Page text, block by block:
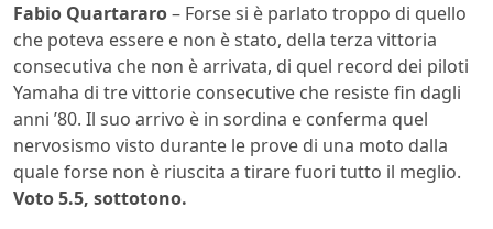
Fabio Quartararo– Forse si è parlato troppo di quello
che poteva essere e non è stato, della terza vittoria
consecutiva che non è arrivata, di quel record dei piloti
Yamaha di tre vittorie consecutive che resiste fin dagli
anni ’80. Il suo arrivo è in sordina e conferma quel
nervosismo visto durante le prove di una moto dalla
quale forse non è riuscita a tirare fuori tutto il meglio.
Voto 5.5, sottotono.